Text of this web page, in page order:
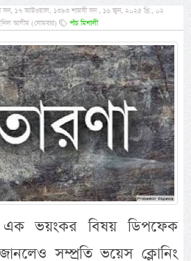
সন, ১৭ আউওয়াল, ১৩৯৩ শামসী সন , ১৬ জুন, ২০২৫ খ্রি:, ০২
আযীম (সোমবার)
পাঁচ মিশালী
এক ভয়ংকর বিষয় ডিপফেক
জানলেও সম্প্রতি ভয়েস ক্লোনিং